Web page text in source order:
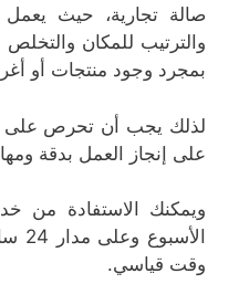
صالة تجارية، حيث يعمل
والترتيب للمكان والتخلص
بمجرد وجود منتجات أو
لذلك يجب أن تحرص على
على إنجاز العمل بدقة
ويمكنك الاستفادة من
وقت قياسي.